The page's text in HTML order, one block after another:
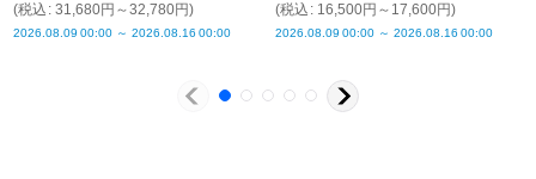
額・送料
(税込 : 31,680円 ～32,780円)
2026.08.09 00:00 ～ 2026.08.16 00:00
(税込 : 16,500円 ～17,600円)
2026.08.09 00:00 ～ 2026.08.16 00:00